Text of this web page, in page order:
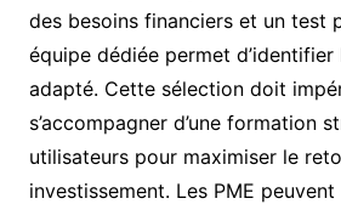
des besoins financiers et un test
équipe dédiée permet d’identifier
adapté. Cette sélection doit
s’accompagner d’une formation
utilisateurs pour maximiser le
investissement. Les PME